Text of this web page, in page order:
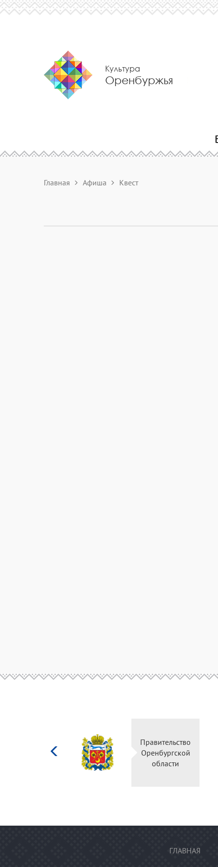
Культура
Оренбуржья
Главная Афиша Квест
Министерство
культуры
Российской
федерации
ГЛАВНАЯ